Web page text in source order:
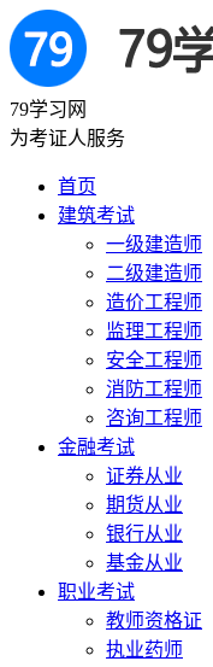
79学习网
为考证人服务
首页
建筑考试
一级建造师
二级建造师
造价工程师
监理工程师
安全工程师
消防工程师
咨询工程师
金融考试
证券从业
期货从业
银行从业
基金从业
职业考试
教师资格证
执业药师